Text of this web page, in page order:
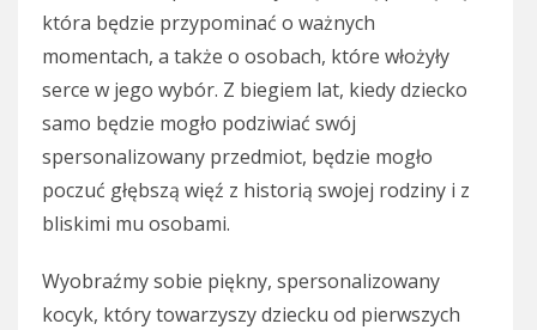
która będzie przypominać o ważnych
momentach, a także o osobach, które włożyły
serce w jego wybór. Z biegiem lat, kiedy dziecko
samo będzie mogło podziwiać swój
spersonalizowany przedmiot, będzie mogło
poczuć głębszą więź z historią swojej rodziny i z
bliskimi mu osobami.
Wyobraźmy sobie piękny, spersonalizowany
kocyk, który towarzyszy dziecku od pierwszych